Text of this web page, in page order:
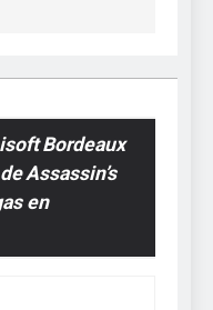
Bordeaux
Assassin’s
en